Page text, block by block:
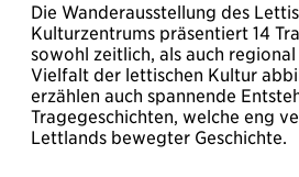
Die Wanderausstellung des
Kulturzentrums präsentiert 14
sowohl zeitlich, als auch
Vielfalt der lettischen Kultur
erzählen auch spannende
Tragegeschichten, welche eng
Lettlands bewegter Geschichte.